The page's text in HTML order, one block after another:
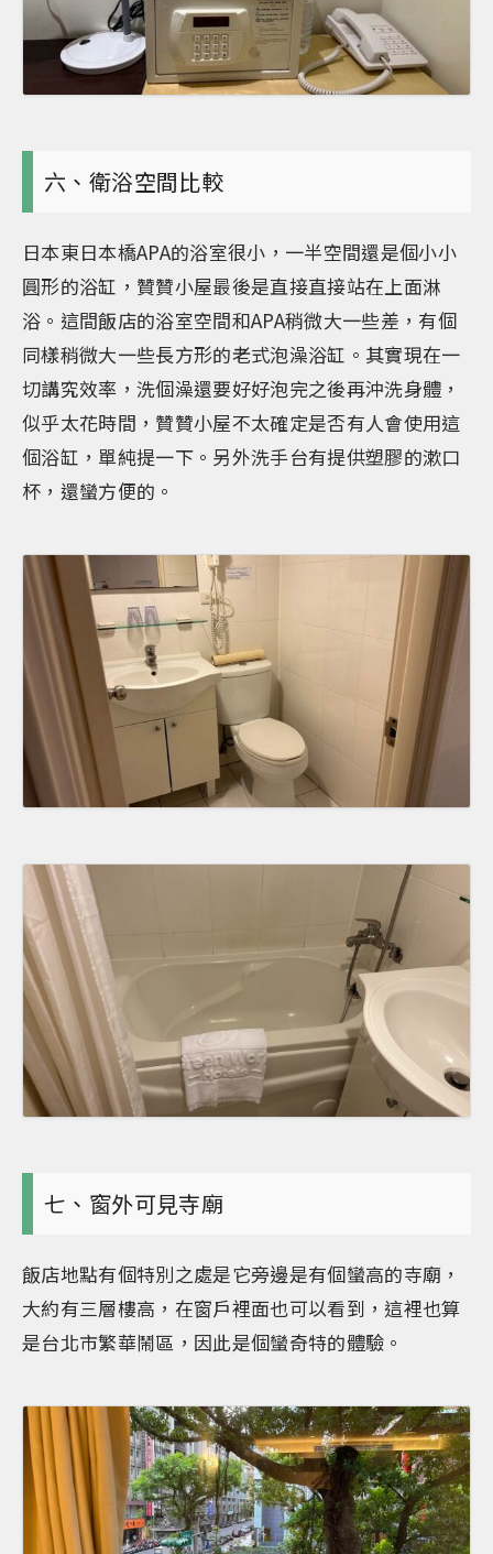
六、衛浴空間比較
日本東日本橋APA的浴室很小，一半空間還是個小小
圓形的浴缸，贊贊小屋最後是直接直接站在上面淋
浴。這間飯店的浴室空間和APA稍微大一些差，有個
同樣稍微大一些長方形的老式泡澡浴缸。其實現在一
切講究效率，洗個澡還要好好泡完之後再沖洗身體，
似乎太花時間，贊贊小屋不太確定是否有人會使用這
個浴缸，單純提一下。另外洗手台有提供塑膠的漱口
杯，還蠻方便的。
七、窗外可見寺廟
飯店地點有個特別之處是它旁邊是有個蠻高的寺廟，
大約有三層樓高，在窗戶裡面也可以看到，這裡也算
是台北市繁華鬧區，因此是個蠻奇特的體驗。